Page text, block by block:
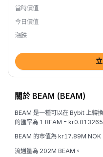
當時價值
今日價值
漲跌
關於 BEAM (BEAM)
BEAM 是一種可以在 Bybit 上轉
的匯率為 1 BEAM =
BEAM 的市值為 kr17.89M
流通量為 202M BEAM。